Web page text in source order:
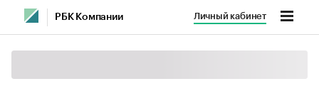
РБК Компании Личный кабинет